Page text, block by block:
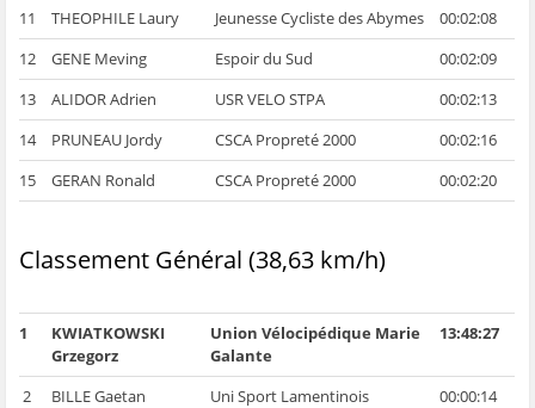
11 THEOPHILE Laury Jeunesse Cycliste des Abymes
00:02:08
12
GENE Meving Espoir du Sud
00:02:09
13
ALIDOR Adrien USR VELO STPA
00:02:13
14
PRUNEAU Jordy CSCA Propreté 2000
00:02:16
15
GERAN Ronald CSCA Propreté 2000 00:02:20
Classement Général (38,63 km/h)
1
KWIATKOWSKI
Grzegorz
Union Vélocipédique Marie
Galante
13:48:27
2 BILLE Gaetan Uni Sport Lamentinois
00:00:14